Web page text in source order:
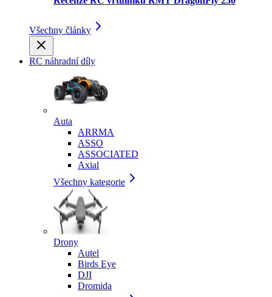
Všechny články
RC náhradní díly
Auta
ARRMA
ASSO
ASSOCIATED
Axial
Všechny kategorie
Drony
Autel
Birds Eye
DJI
Dromida